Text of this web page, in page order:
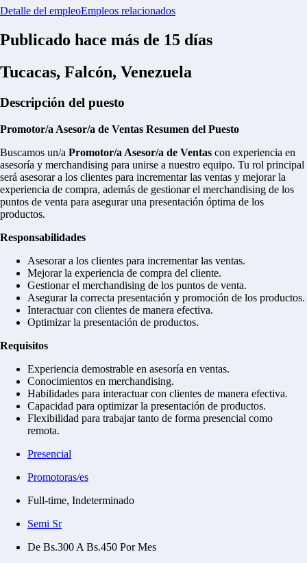
Detalle del empleoEmpleos relacionados
Publicado hace más de 15 días
Tucacas, Falcón, Venezuela
Descripción del puesto
Promotor/a Asesor/a de Ventas Resumen del Puesto
Buscamos un/a Promotor/a Asesor/a de Ventas con experiencia en
asesoría y merchandising para unirse a nuestro equipo. Tu rol principal
será asesorar a los clientes para incrementar las ventas y mejorar la
experiencia de compra, además de gestionar el merchandising de los
puntos de venta para asegurar una presentación óptima de los
productos.
Responsabilidades
Asesorar a los clientes para incrementar las ventas.
Mejorar la experiencia de compra del cliente.
Gestionar el merchandising de los puntos de venta.
Asegurar la correcta presentación y promoción de los productos.
Interactuar con clientes de manera efectiva.
Optimizar la presentación de productos.
Requisitos
Experiencia demostrable en asesoría en ventas.
Conocimientos en merchandising.
Habilidades para interactuar con clientes de manera efectiva.
Capacidad para optimizar la presentación de productos.
Flexibilidad para trabajar tanto de forma presencial como
remota.
Presencial
Promotoras/es
Full-time, Indeterminado
Semi Sr
De Bs.300 A Bs.450 Por Mes